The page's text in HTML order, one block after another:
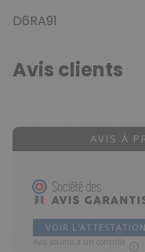
D6RA91
Avis clients
AVIS À
VOIR L'ATTESTATION
Avis soumis à un contrôle